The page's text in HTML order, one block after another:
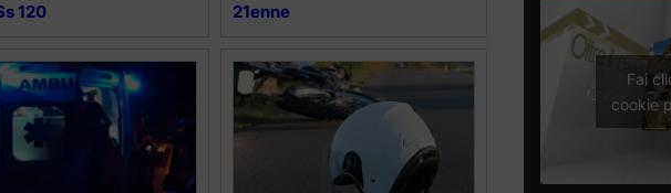
120
21enne
Fai
cookie